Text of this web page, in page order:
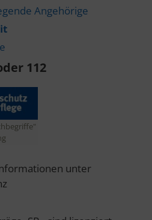
Angehörige
112
unter